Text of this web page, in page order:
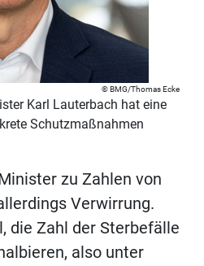
BMG/Thomas Ecke
Karl Lauterbach hat eine
Schutzmaßnahmen
zu Zahlen von
Verwirrung.
die Zahl der Sterbefälle
also unter